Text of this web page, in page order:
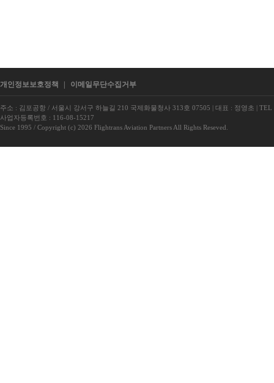
개인정보보호정책 이메일무단수집거부
주소 : 김포공항 / 서울시 강서구 하늘길 210 국제화물청사 313호 07505 | 대표 : 정영초 | TEL
사업자등록번호 : 116-08-15217
Since 1995 / Copyright (c) 2026 Flightrans Aviation Partners All Rights Reseved.